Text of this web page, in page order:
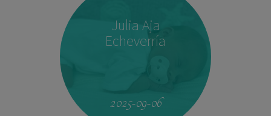
Julia Aja
Echeverría
2025-09-06